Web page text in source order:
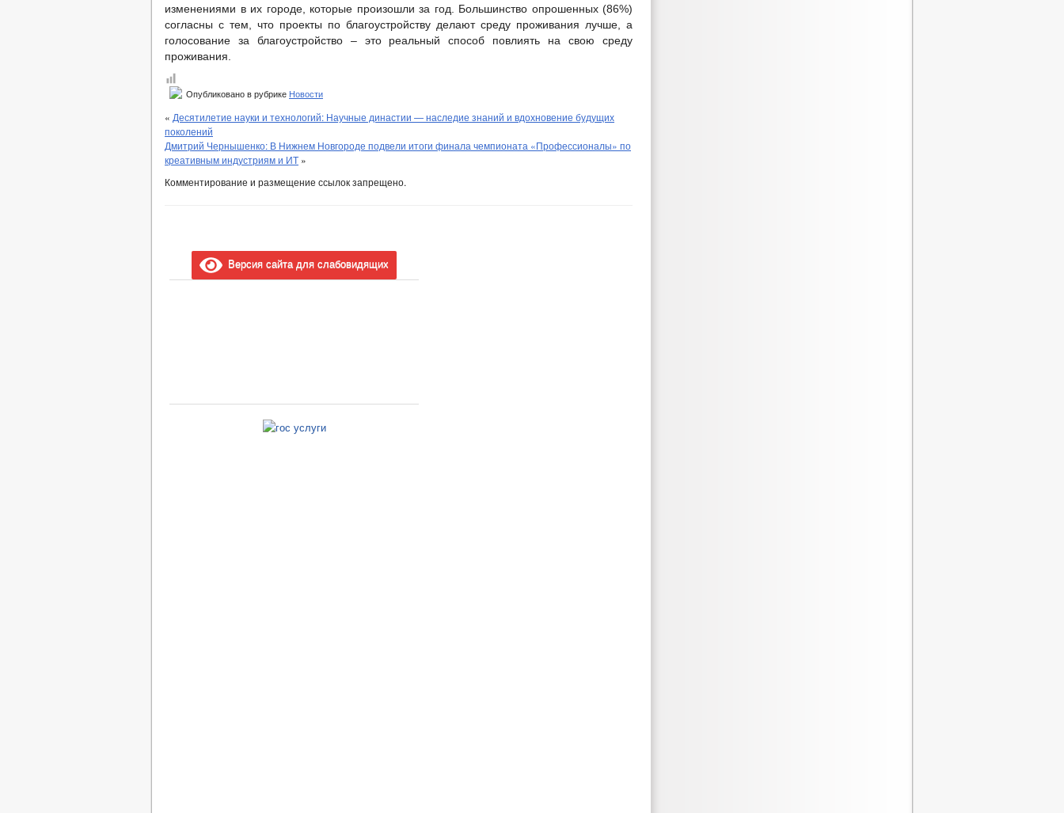
изменениями в их городе, которые произошли за год. Большинство опрошенных (86%)
согласны с тем, что проекты по благоустройству делают среду проживания лучше, а
голосование за благоустройство – это реальный способ повлиять на свою среду
проживания.
Опубликовано в рубрике Новости
« Десятилетие науки и технологий: Научные династии — наследие знаний и вдохновение будущих
поколений
Дмитрий Чернышенко: В Нижнем Новгороде подвели итоги финала чемпионата «Профессионалы» по
креативным индустриям и ИТ »
Комментирование и размещение ссылок запрещено.
Версия сайта для слабовидящих